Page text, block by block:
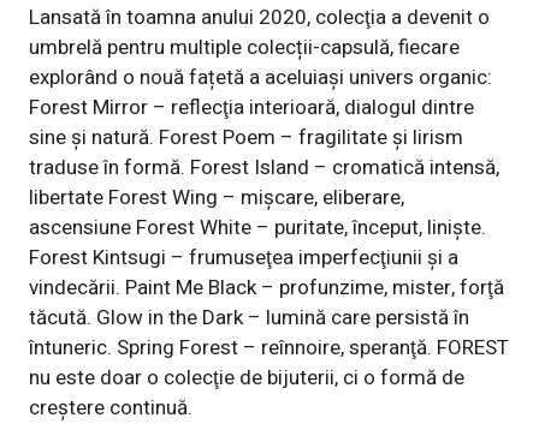
Lansată în toamna anului 2020, colecţia a devenit o
umbrelă pentru multiple colecții-capsulă, fiecare
explorând o nouă fațetă a aceluiași univers organic:
Forest Mirror – reflecţia interioară, dialogul dintre
sine și natură. Forest Poem – fragilitate și lirism
traduse în formă. Forest Island – cromatică intensă,
libertate Forest Wing – mișcare, eliberare,
ascensiune Forest White – puritate, început, linişte.
Forest Kintsugi – frumuseţea imperfecţiunii și a
vindecării. Paint Me Black – profunzime, mister, forţă
tăcută. Glow in the Dark – lumină care persistă în
întuneric. Spring Forest – reînnoire, speranţă. FOREST
nu este doar o colecţie de bijuterii, ci o formă de
creștere continuă.